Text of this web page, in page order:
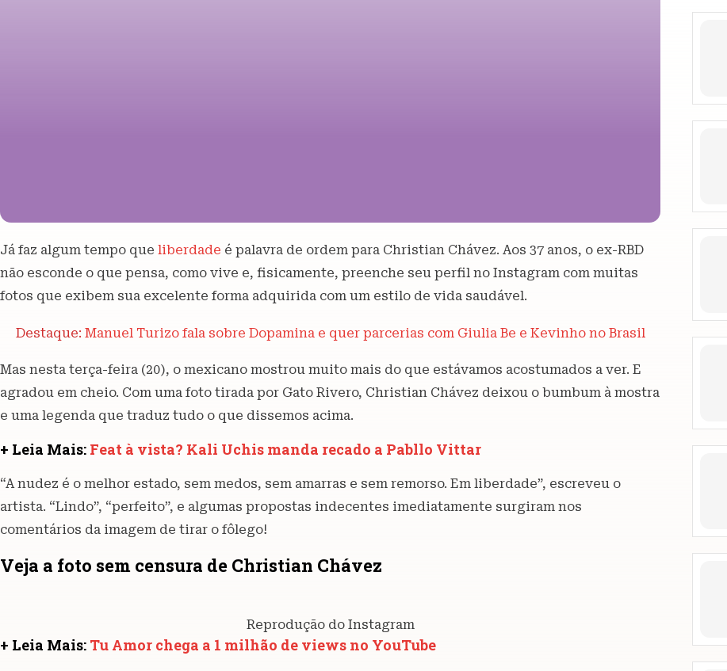
Já faz algum tempo que liberdade é palavra de ordem para Christian Chávez. Aos 37 anos, o ex-RBD
não esconde o que pensa, como vive e, fisicamente, preenche seu perfil no Instagram com muitas
fotos que exibem sua excelente forma adquirida com um estilo de vida saudável.
Destaque: Manuel Turizo fala sobre Dopamina e quer parcerias com Giulia Be e Kevinho no Brasil
Mas nesta terça-feira (20), o mexicano mostrou muito mais do que estávamos acostumados a ver. E
agradou em cheio. Com uma foto tirada por Gato Rivero, Christian Chávez deixou o bumbum à mostra
e uma legenda que traduz tudo o que dissemos acima.
+ Leia Mais: Feat à vista? Kali Uchis manda recado a Pabllo Vittar
“A nudez é o melhor estado, sem medos, sem amarras e sem remorso. Em liberdade”, escreveu o
artista. “Lindo”, “perfeito”, e algumas propostas indecentes imediatamente surgiram nos
comentários da imagem de tirar o fôlego!
Veja a foto sem censura de Christian Chávez
Reprodução do Instagram
+ Leia Mais: Tu Amor chega a 1 milhão de views no YouTube